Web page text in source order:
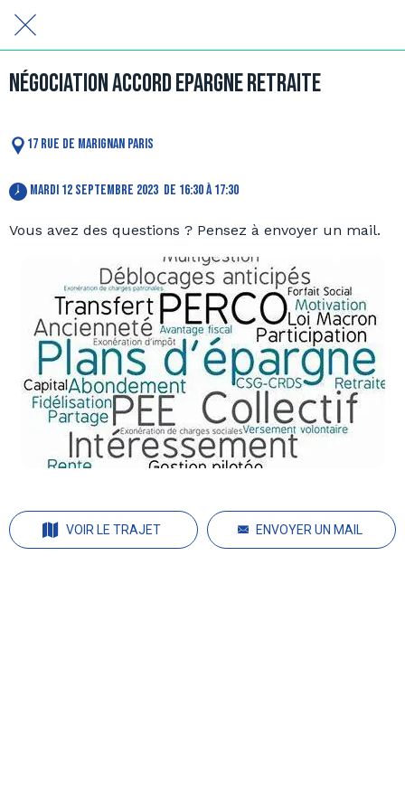
Négociation Accord Epargne retraite
17 Rue de Marignan Paris
mardi 12 septembre 2023  de 16:30 à 17:30
Vous avez des questions ? Pensez à envoyer un mail.
VOIR LE TRAJET ENVOYER UN MAIL